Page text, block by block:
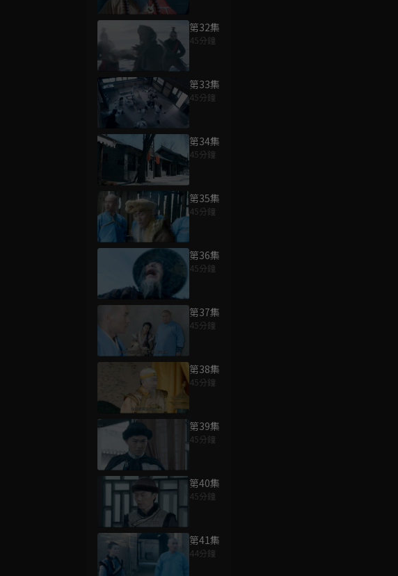
第32集
45分鐘
第33集
45分鐘
第34集
45分鐘
第35集
45分鐘
第36集
45分鐘
第37集
45分鐘
第38集
45分鐘
第39集
45分鐘
第40集
45分鐘
第41集
44分鐘